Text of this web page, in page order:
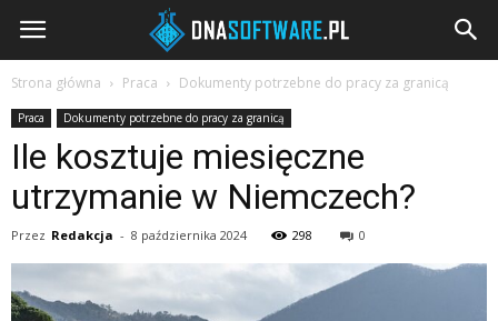
DNAsoftware.pl
Strona główna Praca Dokumenty potrzebne do pracy za granicą
Praca Dokumenty potrzebne do pracy za granicą
Ile kosztuje miesięczne
utrzymanie w Niemczech?
Przez Redakcja - 8 października 2024 298 0